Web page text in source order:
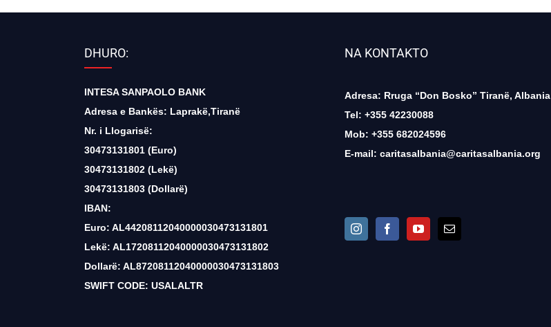
DHURO:
INTESA SANPAOLO BANK
Adresa e Bankës: Laprakë,Tiranë
Nr. i Llogarisë:
30473131801 (Euro)
30473131802 (Lekë)
30473131803 (Dollarë)
IBAN:
Euro: AL44208112040000030473131801
Lekë: AL17208112040000030473131802
Dollarë: AL87208112040000030473131803
SWIFT CODE: USALALTR
NA KONTAKTO
Adresa: Rruga “Don Bosko” Tiranë, Albania
Tel: +355 42230088
Mob: +355 682024596
E-mail: caritasalbania@caritasalbania.org